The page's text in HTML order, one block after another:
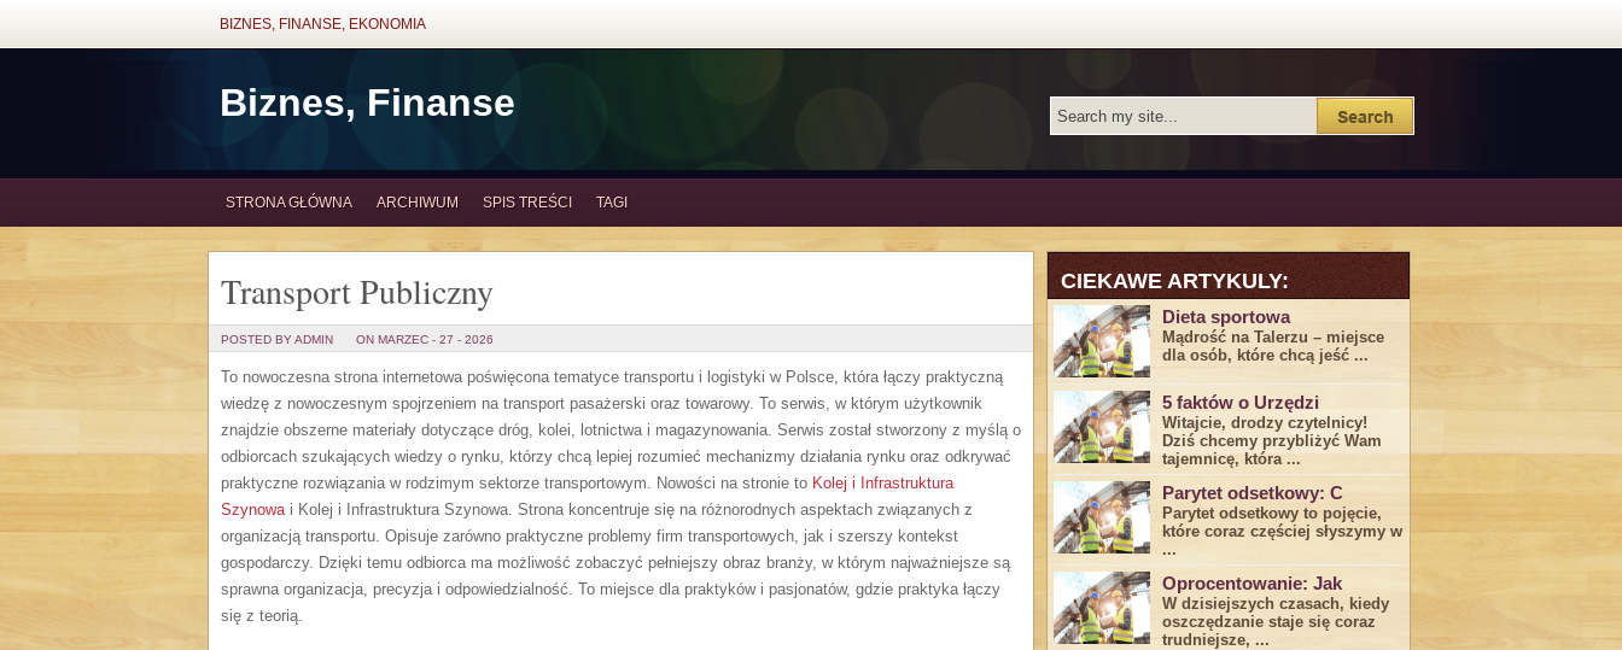
BIZNES, FINANSE, EKONOMIA
Biznes, Finanse
STRONA GŁÓWNA ARCHIWUM SPIS TREŚCI TAGI
Transport Publiczny
POSTED BY ADMIN ON MARZEC - 27 - 2026
To nowoczesna strona internetowa poświęcona tematyce transportu i logistyki w Polsce, która łączy praktyczną
wiedzę z nowoczesnym spojrzeniem na transport pasażerski oraz towarowy. To serwis, w którym użytkownik
znajdzie obszerne materiały dotyczące dróg, kolei, lotnictwa i magazynowania. Serwis został stworzony z myślą o
odbiorcach szukających wiedzy o rynku, którzy chcą lepiej rozumieć mechanizmy działania rynku oraz odkrywać
praktyczne rozwiązania w rodzimym sektorze transportowym. Nowości na stronie to Kolej i Infrastruktura
Szynowai Kolej i Infrastruktura Szynowa. Strona koncentruje się na różnorodnych aspektach związanych z
organizacją transportu. Opisuje zarówno praktyczne problemy firm transportowych, jak i szerszy kontekst
gospodarczy. Dzięki temu odbiorca ma możliwość zobaczyć pełniejszy obraz branży, w którym najważniejsze są
sprawna organizacja, precyzja i odpowiedzialność. To miejsce dla praktyków i pasjonatów, gdzie praktyka łączy
się z teorią.
CIEKAWE ARTYKULY:
Dieta sportowa
Mądrość na Talerzu – miejsce
dla osób, które chcą jeść ...
5 faktów o Urzędzi
Witajcie, drodzy czytelnicy!
Dziś chcemy przybliżyć ⁣Wam ​
tajemnicę,⁤ która ...
Parytet odsetkowy: C
Parytet odsetkowy to pojęcie,
które coraz częściej słyszymy w
...
Oprocentowanie: Jak
W dzisiejszych czasach, kiedy
‍oszczędzanie​ staje się coraz
trudniejsze,⁣ ...